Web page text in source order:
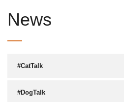
News
#CatTalk
#DogTalk